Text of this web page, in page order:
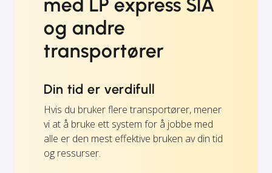
med LP express SIA
og andre
transportører
Din tid er verdifull
Hvis du bruker flere transportører, mener
vi at å bruke ett system for å jobbe med
alle er den mest effektive bruken av din tid
og ressurser.